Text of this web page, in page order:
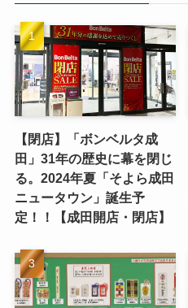
【閉店】「ボンベルタ成
田」31年の歴史に幕を閉じ
る。2024年夏「そよら成田
ニュータウン」誕生予
定！！【成田開店・閉店】